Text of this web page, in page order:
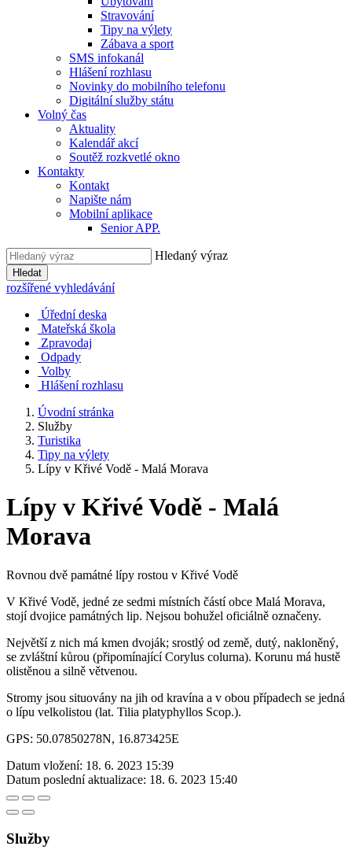
Stravování
Tipy na výlety
Zábava a sport
SMS infokanál
Hlášení rozhlasu
Novinky do mobilního telefonu
Digitální služby státu
Volný čas
Aktuality
Kalendář akcí
Soutěž rozkvetlé okno
Kontakty
Kontakt
Napište nám
Mobilní aplikace
Senior APP.
Hledaný výraz
Hledat
rozšířené vyhledávání
Úřední deska
Mateřská škola
Zpravodaj
Odpady
Volby
Hlášení rozhlasu
Úvodní stránka
Služby
Turistika
Tipy na výlety
Lípy v Křivé Vodě - Malá Morava
Lípy v Křivé Vodě - Malá
Morava
Rovnou dvě památné lípy rostou v Křivé Vodě
V Křivé Vodě, jedné ze sedmi místních částí obce Malá Morava,
stojí dvojice památných lip. Nejsou bohužel oficiálně označeny.
Největší z nich má kmen dvoják; srostlý od země, dutý, nakloněný,
se zvláštní kůrou (připomínající Corylus colurna). Korunu má hustě
olistěnou a silně větvenou.
Stromy jsou situovány na jih od kravína a v obou případech se jedná
o lípu velkolistou (lat. Tilia platyphyllos Scop.).
GPS: 50.07850278N, 16.873425E
Datum vložení: 18. 6. 2023 15:39
Datum poslední aktualizace: 18. 6. 2023 15:40
Služby